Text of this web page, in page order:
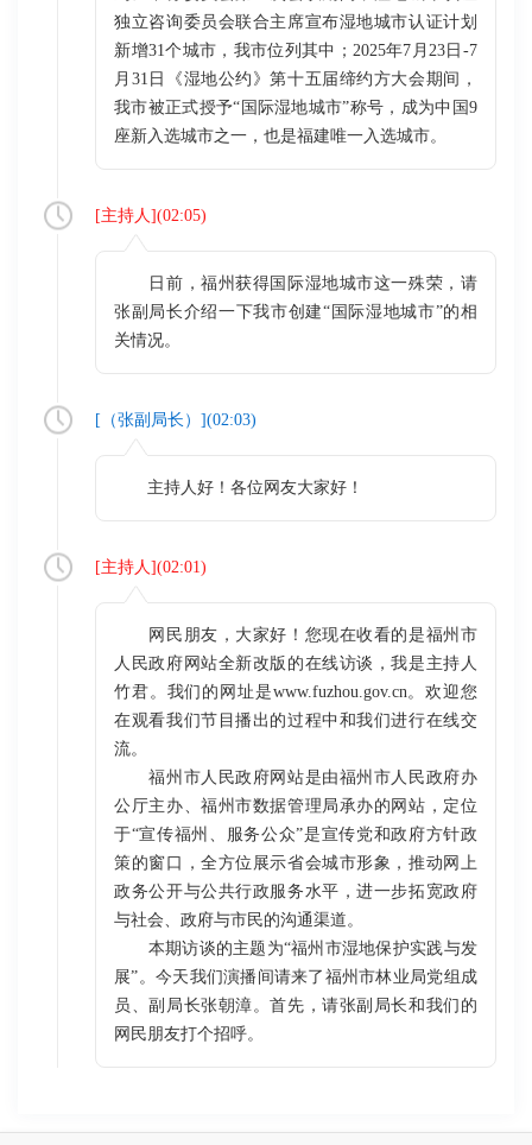
独立咨询委员会联合主席宣布湿地城市认证计划
新增31个城市，我市位列其中；2025年7月23日-7
月31日《湿地公约》第十五届缔约方大会期间，
我市被正式授予“国际湿地城市”称号，成为中国9
座新入选城市之一，也是福建唯一入选城市。
[主持人](02:05)
日前，福州获得国际湿地城市这一殊荣，请
张副局长介绍一下我市创建“国际湿地城市”的相
关情况。
[（张副局长 ）](02:03)
主持人好！各位网友大家好！
[主持人](02:01)
网民朋友，大家好！您现在收看的是福州市
人民政府网站全新改版的在线访谈，我是主持人
竹君。我们的网址是www.fuzhou.gov.cn。欢迎您
在观看我们节目播出的过程中和我们进行在线交
流。
福州市人民政府网站是由福州市人民政府办
公厅主办、福州市数据管理局承办的网站，定位
于“宣传福州、服务公众”是宣传党和政府方针政
策的窗口，全方位展示省会城市形象，推动网上
政务公开与公共行政服务水平，进一步拓宽政府
与社会、政府与市民的沟通渠道。
本期访谈的主题为“福州市湿地保护实践与发
展”。今天我们演播间请来了福州市林业局党组成
员、副局长张朝漳。首先，请张副局长和我们的
网民朋友打个招呼。